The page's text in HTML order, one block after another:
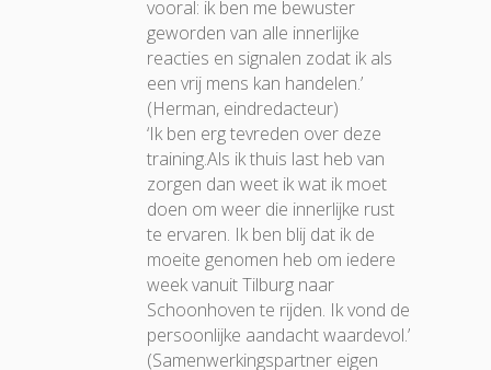
vooral: ik ben me bewuster
geworden van alle innerlijke
reacties en signalen zodat ik als
een vrij mens kan handelen.’
(Herman, eindredacteur)
‘Ik ben erg tevreden over deze
training.Als ik thuis last heb van
zorgen dan weet ik wat ik moet
doen om weer die innerlijke rust
te ervaren. Ik ben blij dat ik de
moeite genomen heb om iedere
week vanuit Tilburg naar
Schoonhoven te rijden. Ik vond de
persoonlijke aandacht waardevol.’
(Samenwerkingspartner eigen